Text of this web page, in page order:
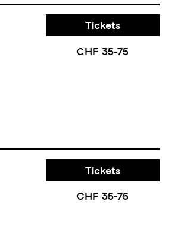
Tickets
CHF 35-75
Tickets
CHF 35-75